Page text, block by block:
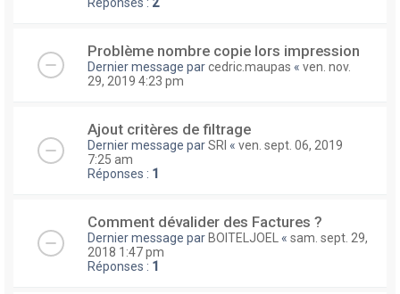
Problème nombre copie lors impression
Dernier message parcedric.maupas « ven. nov.
29, 2019 4:23 pm
Ajout critères de filtrage
Dernier message parSRI « ven. sept. 06, 2019
7:25 am
Réponses : 1
Comment dévalider des Factures ?
Dernier message par BOITELJOEL « sam. sept. 29,
2018 1:47 pm
Réponses : 1